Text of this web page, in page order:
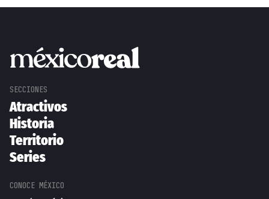
Atractivos
Historia
Territorio
Series